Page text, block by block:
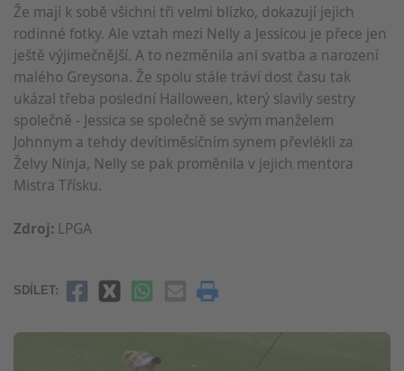
Že mají k sobě všichni tři velmi blízko, dokazují jejich
rodinné fotky. Ale vztah mezi Nelly a Jessicou je přece jen
ještě výjimečnější. A to nezměnila ani svatba a narození
malého Greysona. Že spolu stále tráví dost času tak
ukázal třeba poslední Halloween, který slavily sestry
společně - Jessica se společně se svým manželem
Johnnym a tehdy devítiměsíčním synem převlékli za
Želvy Ninja, Nelly se pak proměnila v jejich mentora
Mistra Třísku.
Zdroj: LPGA
SDÍLET: